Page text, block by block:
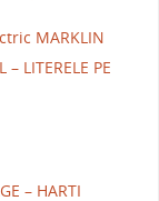
MARKLIN
LITERELE PE
– HARTI